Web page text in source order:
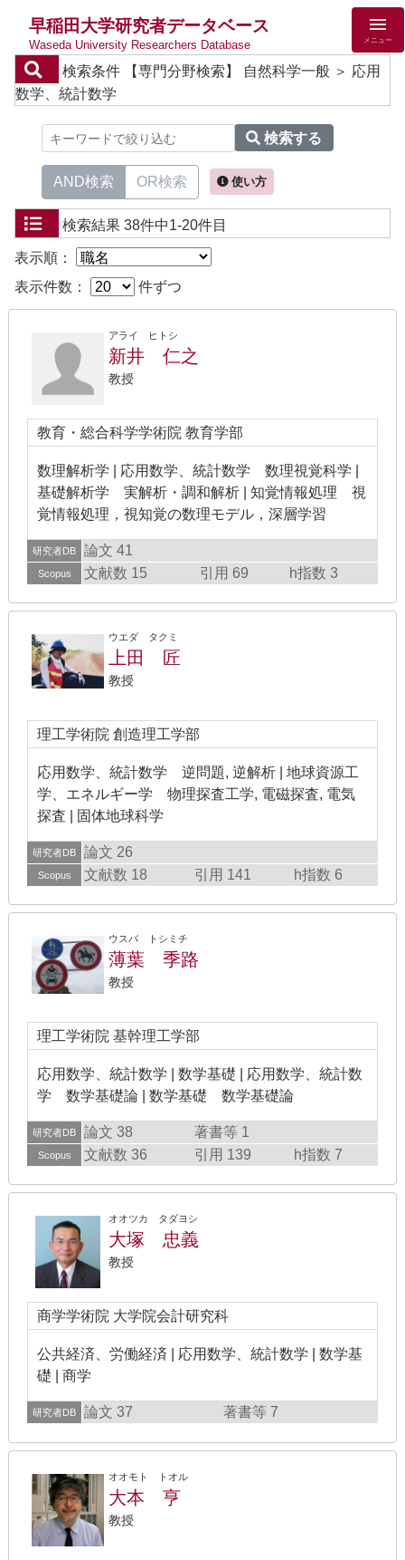
早稲田大学研究者データベース
Waseda University Researchers Database メニュー
検索条件
【専門分野検索】 自然科学一般 ＞ 応用
数学、統計数学
検索する
AND検索 OR検索 使い方
検索結果 38件中1-20件目
表示順：
表示件数：
件ずつ
アライ ヒトシ
新井 仁之
教授
教育・総合科学学術院 教育学部
数理解析学 | 応用数学、統計数学 数理視覚科学 |
基礎解析学 実解析・調和解析 | 知覚情報処理 視
覚情報処理，視知覚の数理モデル，深層学習
研究者DB 論文 41
Scopus 文献数 15 引用 69 h指数 3
ウエダ タクミ
上田 匠
教授
理工学術院 創造理工学部
応用数学、統計数学 逆問題, 逆解析 | 地球資源工
学、エネルギー学 物理探査工学, 電磁探査, 電気
探査 | 固体地球科学
研究者DB 論文 26
Scopus 文献数 18 引用 141 h指数 6
ウスバ トシミチ
薄葉 季路
教授
理工学術院 基幹理工学部
応用数学、統計数学 | 数学基礎 | 応用数学、統計数
学 数学基礎論 | 数学基礎 数学基礎論
研究者DB 論文 38 著書等 1
Scopus 文献数 36 引用 139 h指数 7
オオツカ タダヨシ
大塚 忠義
教授
商学学術院 大学院会計研究科
公共経済、労働経済 | 応用数学、統計数学 | 数学基
礎 | 商学
研究者DB 論文 37 著書等 7
オオモト トオル
大本 亨
教授